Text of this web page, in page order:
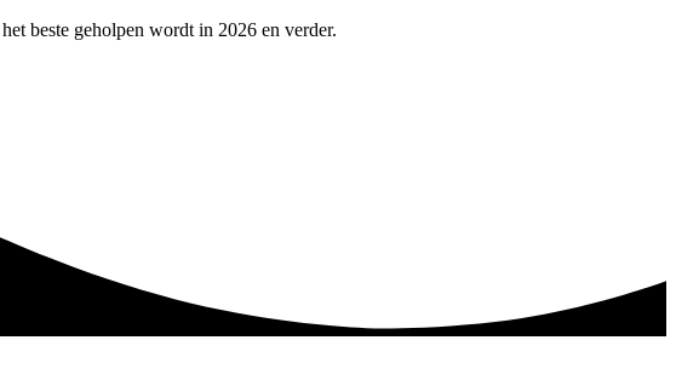
beste geholpen wordt in 2026 en verder.